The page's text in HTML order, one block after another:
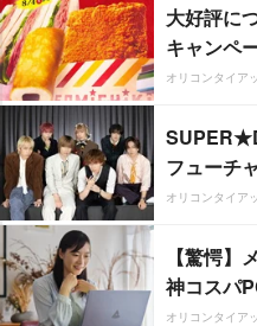
大好評に
キャンペ
オリコンタイア
フューチ
オリコンタイア
【驚愕】
神コスパ
オリコンタイア